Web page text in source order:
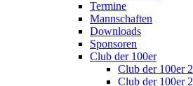
Termine
Mannschaften
Downloads
Sponsoren
Club der 100er
Club der 100er
Club der 100er